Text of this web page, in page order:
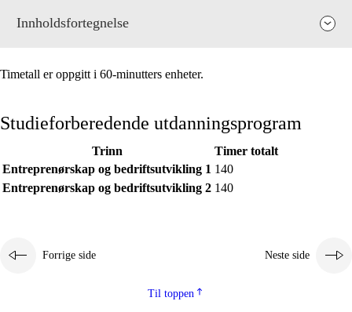
Innholdsfortegnelse
Fagenes relevans og sentrale verdier
Kjerneelementer
Timetall er oppgitt i 60-minutters enheter.
Studieforberedende utdanningsprogram
Trinn
Timer totalt
Entreprenørskap og bedriftsutvikling 1 140
Entreprenørskap og bedriftsutvikling 2 140
Forrige side Neste side
Til toppen